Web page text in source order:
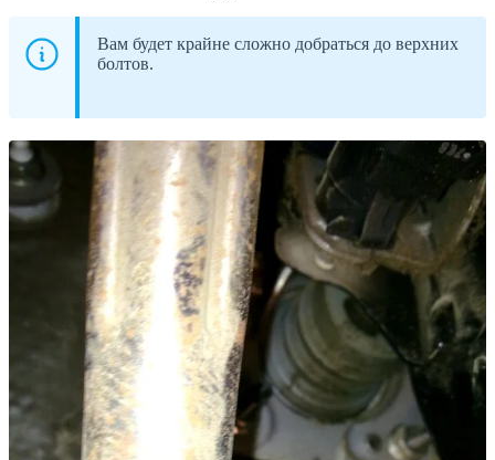
Вам будет крайне сложно добраться до верхних
болтов.